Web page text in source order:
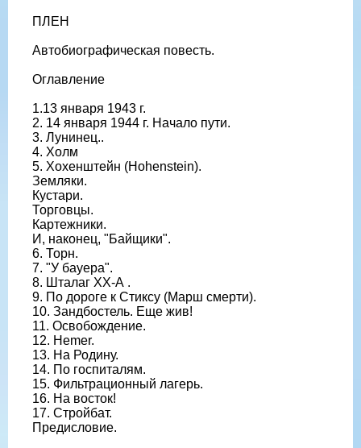
ПЛЕН
Автобиографическая повесть.
Оглавление
1.13 января 1943 г.
2. 14 января 1944 г. Начало пути.
3. Лунинец..
4. Холм
5. Хохенштейн (Hohenstein).
Земляки.
Кустари.
Торговцы.
Картежники.
И, наконец, "Байщики".
6. Торн.
7. "У бауера".
8. Шталаг ХХ-А .
9. По дороге к Стиксу (Марш смерти).
10. Зандбостель. Еще жив!
11. Освобождение.
12. Hemer.
13. На Родину.
14. По госпиталям.
15. Фильтрационный лагерь.
16. На восток!
17. Стройбат.
Предисловие.